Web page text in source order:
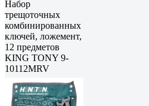
Набор
трещоточных
комбинированных
ключей, ложемент,
12 предметов
KING TONY 9-
10112MRV